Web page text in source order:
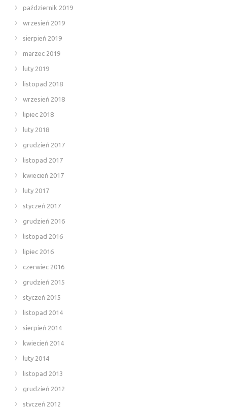
październik 2019
wrzesień 2019
sierpień 2019
marzec 2019
luty 2019
listopad 2018
wrzesień 2018
lipiec 2018
luty 2018
grudzień 2017
listopad 2017
kwiecień 2017
luty 2017
styczeń 2017
grudzień 2016
listopad 2016
lipiec 2016
czerwiec 2016
grudzień 2015
styczeń 2015
listopad 2014
sierpień 2014
kwiecień 2014
luty 2014
listopad 2013
grudzień 2012
styczeń 2012